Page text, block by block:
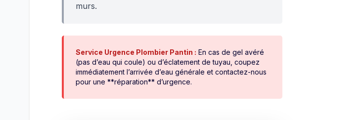
murs.
Service Urgence Plombier Pantin : En cas de gel avéré
(pas d’eau qui coule) ou d’éclatement de tuyau, coupez
immédiatement l’arrivée d’eau générale et contactez-nous
pour une **réparation** d’urgence.